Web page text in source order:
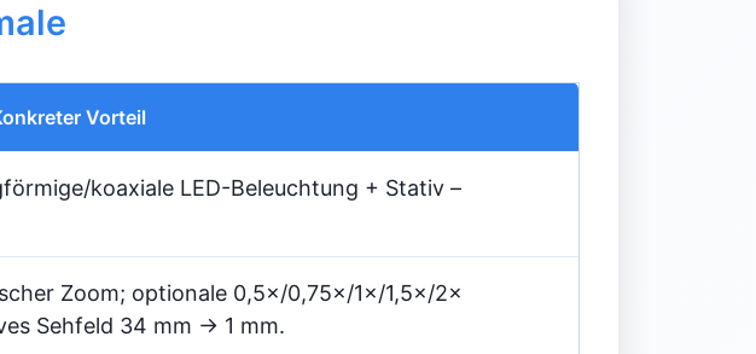
Vorteil
koaxiale LED-Beleuchtung + Stativ –
Zoom; optionale 0,5×/0,75×/1×/1,5×/2×
Sehfeld 34 mm → 1 mm.